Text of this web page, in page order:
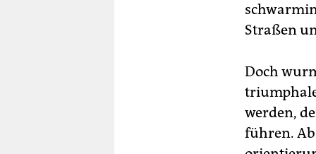
Straßen
Doch
werden,
führen.